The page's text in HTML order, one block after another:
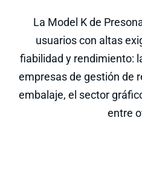
La Model K de
usuarios con altas
fiabilidad y rendimiento:
empresas de gestión de
embalaje, el sector
entre